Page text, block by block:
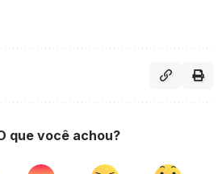
que você achou?